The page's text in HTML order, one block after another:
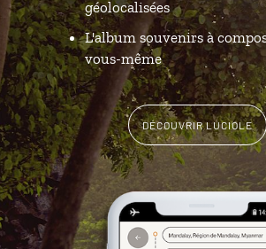
géolocalisées
L'album souvenirs à
vous-même
DÉCOUVRIR LUCIOLE